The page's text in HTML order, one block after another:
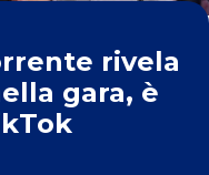
rivela
gara, è